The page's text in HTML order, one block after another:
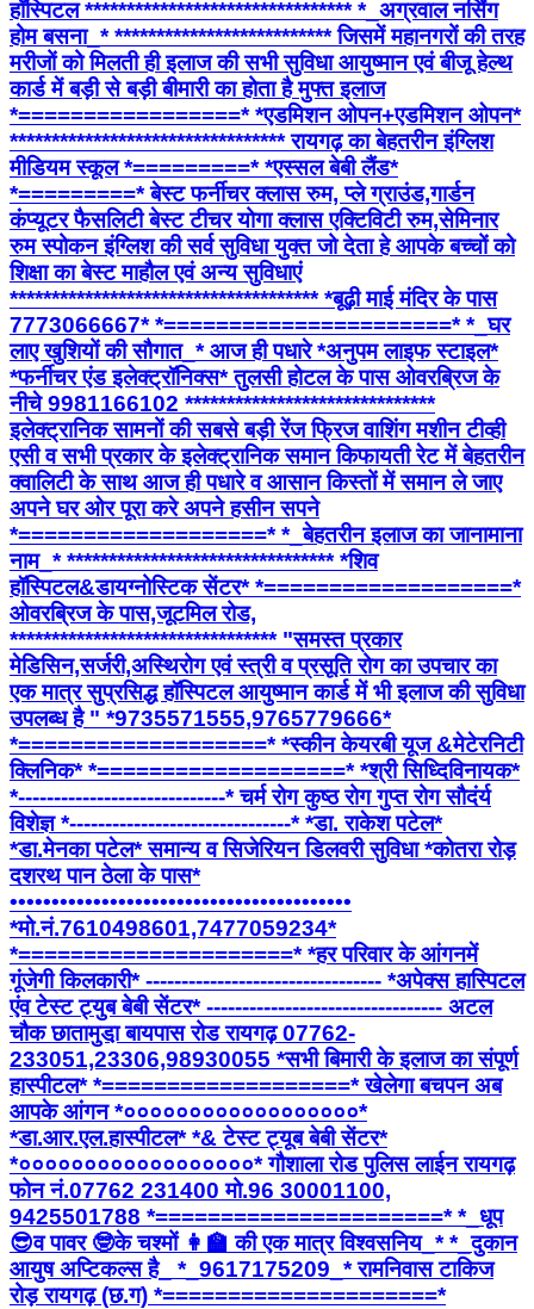
हॉस्पिटल ******************************** *_अग्रवाल नर्सिंग
होम बसना_* ************************** जिसमें महानगरों की तरह
मरीजों को मिलती ही इलाज की सभी सुविधा आयुष्मान एवं बीजू हेल्थ
कार्ड में बड़ी से बड़ी बीमारी का होता है मुफ्त इलाज
*=================* *एडमिशन ओपन+एडमिशन ओपन*
********************************* रायगढ़ का बेहतरीन इंग्लिश
मीडियम स्कूल *=========* *एस्सल बेबी लैंड*
*=========* बेस्ट फर्नीचर क्लास रुम, प्ले ग्राउंड,गार्डन
कंप्यूटर फैसलिटी बेस्ट टीचर योगा क्लास एक्टिविटी रुम,सेमिनार
रुम स्पोकन इंग्लिश की सर्व सुविधा युक्त जो देता हे आपके बच्चों को
शिक्षा का बेस्ट माहौल एवं अन्य सुविधाएं
************************************* *बूढ़ी माई मंदिर के पास
7773066667* *======================* *_घर
लाए खुशियों की सौगात_* आज ही पधारे *अनुपम लाइफ स्टाइल*
*फर्नीचर एंड इलेक्ट्रॉनिक्स* तुलसी होटल के पास ओवरब्रिज के
नीचे 9981166102 ******************************
इलेक्ट्रानिक सामनों की सबसे बड़ी रेंज फ्रिज वाशिंग मशीन टीव्ही
एसी व सभी प्रकार के इलेक्ट्रानिक समान किफायती रेट में बेहतरीन
क्वालिटी के साथ आज ही पधारे व आसान किस्तों में समान ले जाए
अपने घर ओर पूरा करे अपने हसीन सपने
*===================* *_बेहतरीन इलाज का जानामाना
नाम_* ******************************** *शिव
हॉस्पिटल&डायग्नोस्टिक सेंटर* *===================*
ओवरब्रिज के पास,जूटमिल रोड,
******************************** "समस्त प्रकार
मेडिसिन,सर्जरी,अस्थिरोग एवं स्त्री व प्रसूति रोग का उपचार का
एक मात्र सुप्रसिद्ध हॉस्पिटल आयुष्मान कार्ड में भी इलाज की सुविधा
उपलब्ध है " *9735571555,9765779666*
*===================* *स्कीन केयरबी यूज &मेटेरनिटी
क्लिनिक* *===================* *श्री सिध्दिविनायक*
*-----------------------------* चर्म रोग कुष्ठ रोग गुप्त रोग सौदंर्य
विशेज्ञ *-------------------------------* *डा. राकेश पटेल*
*डा.मेनका पटेल* समान्य व सिजेरियन डिलवरी सुविधा *कोतरा रोड़
दशरथ पान ठेला के पास*
•••••••••••••••••••••••••••••••••••••••••
*मो.नं.7610498601,7477059234*
*=====================* *हर परिवार के आंगनमें
गूंजेगी किलकारी* --------------------------------- *अपेक्स हास्पिटल
एंव टेस्ट ट्युब बेबी सेंटर* --------------------------------- अटल
चौक छातामुडा़ बायपास रोड रायगढ़ 07762-
233051,23306,98930055 *सभी बिमारी के इलाज का संपूर्ण
हास्पीटल* *===================* खेलेगा बचपन अब
आपके आंगन *००००००००००००००००००*
*डा.आर.एल.हास्पीटल* *& टेस्ट ट्यूब बेबी सेंटर*
*००००००००००००००००००* गौशाला रोड पुलिस लाईन रायगढ़
फोन नं.07762 231400 मो.96 30001100,
9425501788 *======================* *_धूप
😎व पावर 🤓के चश्मों 👩‍🏫 की एक मात्र विश्वसनिय_* *_दुकान
आयुष अप्टिकल्स है_ *_9617175209_* रामनिवास टाकिज
रोड़ रायगढ़ (छ.ग) *=====================*